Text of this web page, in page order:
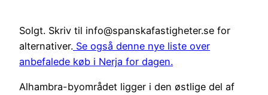
Solgt. Skriv til info@spanskafastigheter.se for
alternativer. Se også denne nye liste over
anbefalede køb i Nerja for dagen.
Alhambra-byområdet ligger i den østlige del af